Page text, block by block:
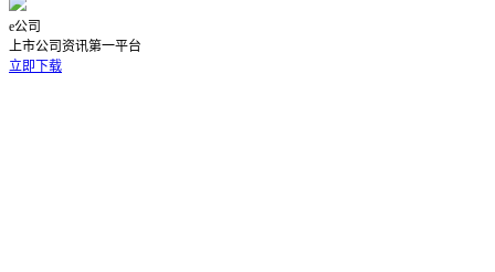
e公司
上市公司资讯第一平台
立即下载